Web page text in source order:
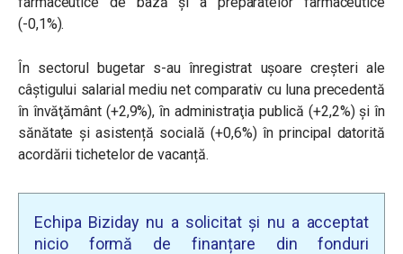
(-0,1%).
În sectorul bugetar s-au înregistrat ușoare creşteri ale
câştigului salarial mediu net comparativ cu luna precedentă
în învăţământ (+2,9%), ȋn administraţia publică (+2,2%) și în
sănătate și asistență socială (+0,6%) în principal datorită
acordării tichetelor de vacanță.
Echipa Biziday nu a solicitat și nu a acceptat
nicio formă de finanțare din fonduri